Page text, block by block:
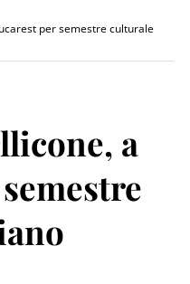
per semestre culturale
a